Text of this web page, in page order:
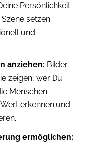
Persönlichkeit
setzen.
und
anziehen: Bilder
zeigen, wer Du
Menschen
erkennen und
ermöglichen: